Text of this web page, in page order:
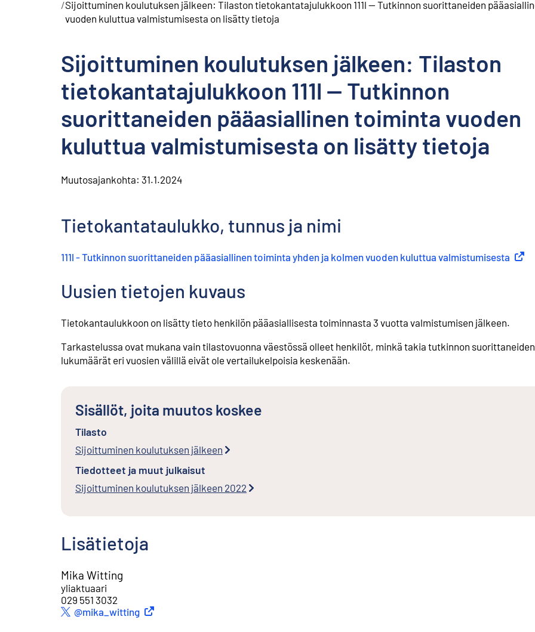
/Sijoittuminen koulutuksen jälkeen: Tilaston tietokantatajulukkoon 111l -- Tutkinnon suorittaneiden
vuoden kuluttua valmistumisesta on lisätty tietoja
Sijoittuminen koulutuksen jälkeen: Tilaston
tietokantatajulukkoon 111l -- Tutkinnon
suorittaneiden pääasiallinen toiminta vuoden
kuluttua valmistumisesta on lisätty tietoja
Muutosajankohta: 31.1.2024
Tietokantataulukko, tunnus ja nimi
111l - Tutkinnon suorittaneiden pääasiallinen toiminta yhden ja kolmen vuoden kuluttua valmistumisesta
Uusien tietojen kuvaus
Tietokantaulukkoon on lisätty tieto henkilön pääasiallisesta toiminnasta 3 vuotta valmistumisen jälkeen.
Tarkastelussa ovat mukana vain tilastovuonna väestössä olleet henkilöt, minkä takia tutkinnon suorittaneiden
lukumäärät eri vuosien välillä eivät ole vertailukelpoisia keskenään.
Sisällöt, joita muutos koskee
Tilasto
Sijoittuminen koulutuksen jälkeen
Tiedotteet ja muut julkaisut
Sijoittuminen koulutuksen jälkeen 2022
Lisätietoja
Mika Witting
yliaktuaari
029 551 3032
Ulkoinen linkkiTwitter
@mika_witting